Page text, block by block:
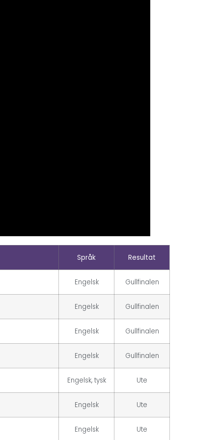
Språk Resultat
Engelsk Gullfinalen
Engelsk Gullfinalen
Engelsk Gullfinalen
Engelsk Gullfinalen
Engelsk, tysk Ute
Engelsk Ute
Engelsk Ute